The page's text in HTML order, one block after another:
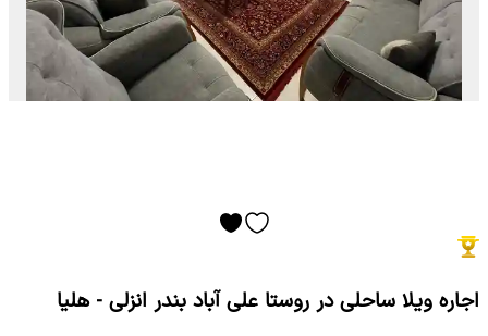
اجاره ویلا ساحلی در روستا علی آباد بندر انزلی - هلیا